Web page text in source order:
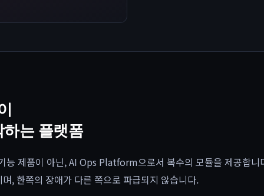
는 플랫폼
능 제품이 아닌, AI Ops Platform으로서 복수의 모듈을 제공합니
, 한쪽의 장애가 다른 쪽으로 파급되지 않습니다.